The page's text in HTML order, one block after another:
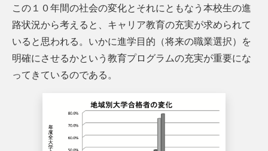
この１０年間の社会の変化とそれにともなう本校生の進
路状況から考えると、キャリア教育の充実が求められて
いると思われる。いかに進学目的（将来の職業選択）を
明確にさせるかという教育プログラムの充実が重要にな
ってきているのである。